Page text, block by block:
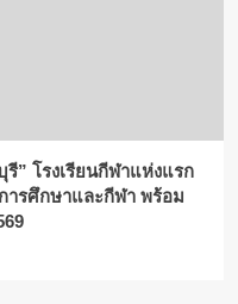
” โรงเรียนกีฬาแห่งแรก
ารศึกษาและกีฬา พร้อม